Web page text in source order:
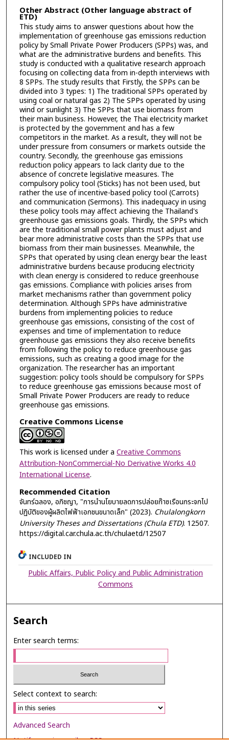
Other Abstract (Other language abstract of
ETD)
This study aims to answer questions about how the
implementation of greenhouse gas emissions reduction
policy by Small Private Power Producers (SPPs) was, and
what are the administrative burdens and benefits. This
study is conducted with a qualitative research approach
focusing on collecting data from in-depth interviews with
8 SPPs. The study results that Firstly, the SPPs can be
divided into 3 types: 1) The traditional SPPs operated by
using coal or natural gas 2) The SPPs operated by using
wind or sunlight 3) The SPPs that use biomass from
their main business. However, the Thai electricity market
is protected by the government and has a few
competitors in the market. As a result, they will not be
under pressure from consumers or markets outside the
country. Secondly, the greenhouse gas emissions
reduction policy appears to lack clarity due to the
absence of concrete legislative measures. The
compulsory policy tool (Sticks) has not been used, but
rather the use of incentive-based policy tool (Carrots)
and communication (Sermons). This inadequacy in using
these policy tools may affect achieving the Thailand's
greenhouse gas emissions goals. Thirdly, the SPPs which
are the traditional small power plants must adjust and
bear more administrative costs than the SPPs that use
biomass from their main businesses. Meanwhile, the
SPPs that operated by using clean energy bear the least
administrative burdens because producing electricity
with clean energy is considered to reduce greenhouse
gas emissions. Compliance with policies arises from
market mechanisms rather than government policy
determination. Although SPPs have administrative
burdens from implementing policies to reduce
greenhouse gas emissions, consisting of the cost of
expenses and time of implementation to reduce
greenhouse gas emissions they also receive benefits
from following the policy to reduce greenhouse gas
emissions, such as creating a good image for the
organization. The researcher has an important
suggestion: policy tools should be compulsory for SPPs
to reduce greenhouse gas emissions because most of
Small Private Power Producers are ready to reduce
greenhouse gas emissions.
Creative Commons License
This work is licensed under a Creative Commons
Attribution-NonCommercial-No Derivative Works 4.0
International License.
Recommended Citation
จันทร์ฉลอง, อภิชญา, "การนำนโยบายลดการปล่อยก๊าซเรือนกระจกไป
ปฏิบัติของผู้ผลิตไฟฟ้าเอกชนขนาดเล็ก" (2023). Chulalongkorn
University Theses and Dissertations (Chula ETD). 12507.
https://digital.car.chula.ac.th/chulaetd/12507
INCLUDED IN
Public Affairs, Public Policy and Public Administration
Commons
Search
Enter search terms:
Select context to search:
Advanced Search